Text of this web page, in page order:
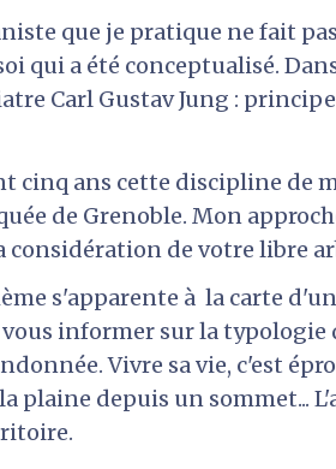
que je pratique ne fait
qui a été conceptualisé.
Carl Gustav Jung :
cinq ans cette discipline de
de Grenoble. Mon
considération de votre libre
s'apparente à  la carte
informer sur la
Vivre sa vie, c'est
plaine depuis un sommet...